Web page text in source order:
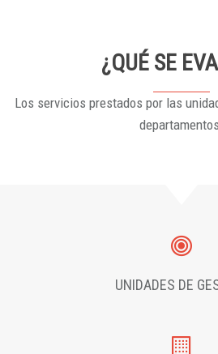
¿QUÉ SE
Los servicios prestados por las
UNIDADES DE